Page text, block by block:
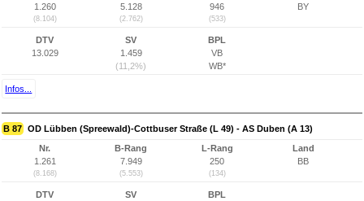
1.260
(8.104)
5.128
(2.762)
946
(533)
BY
DTV
13.029
SV
1.459
(11,2%)
BPL
VB
WB*
Infos...
B 87 OD Lübben (Spreewald)-Cottbuser Straße (L 49) - AS Duben (A 13)
Nr.
1.261
(8.168)
B-Rang
7.949
(5.553)
L-Rang
250
(134)
Land
BB
DTV
SV
BPL